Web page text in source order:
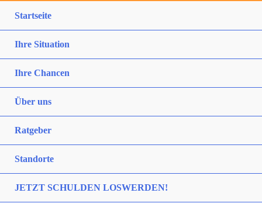
Startseite
Ihre Situation
Ihre Chancen
Über uns
Ratgeber
Standorte
JETZT SCHULDEN LOSWERDEN!